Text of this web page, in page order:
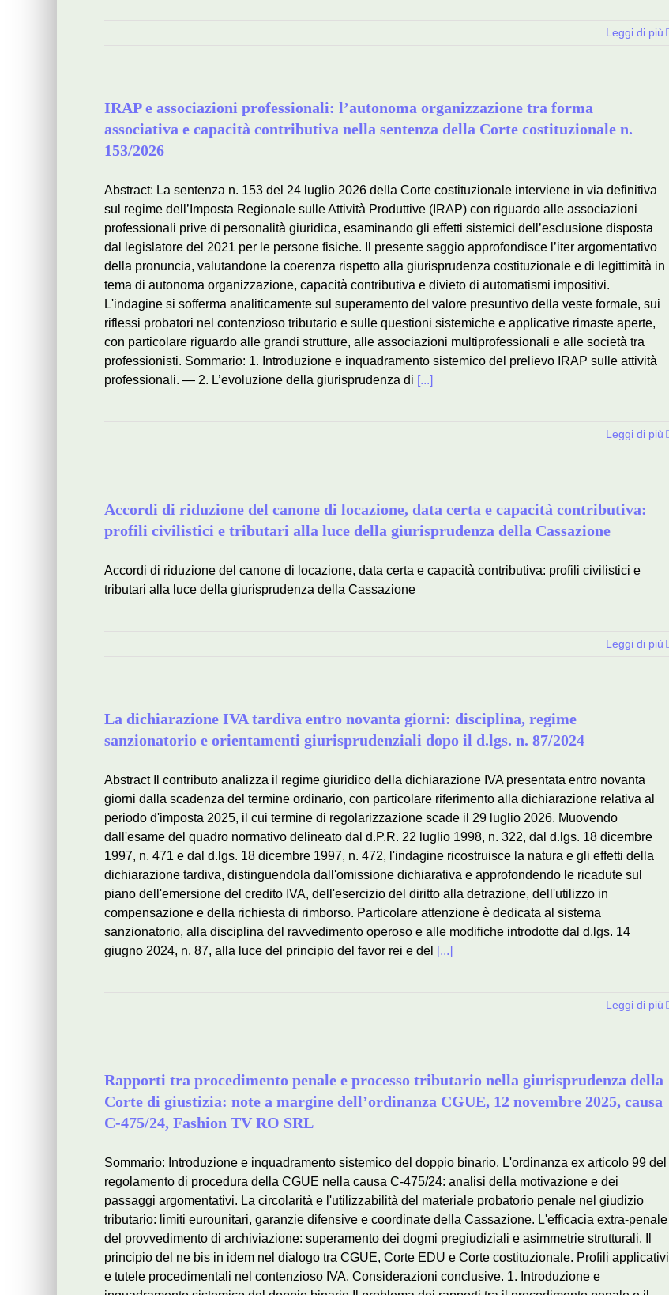
Leggi di più
IRAP e associazioni professionali: l’autonoma organizzazione tra forma
associativa e capacità contributiva nella sentenza della Corte costituzionale n.
153/2026
Abstract: La sentenza n. 153 del 24 luglio 2026 della Corte costituzionale interviene in via definitiva
sul regime dell’Imposta Regionale sulle Attività Produttive (IRAP) con riguardo alle associazioni
professionali prive di personalità giuridica, esaminando gli effetti sistemici dell’esclusione disposta
dal legislatore del 2021 per le persone fisiche. Il presente saggio approfondisce l’iter argomentativo
della pronuncia, valutandone la coerenza rispetto alla giurisprudenza costituzionale e di legittimità in
tema di autonoma organizzazione, capacità contributiva e divieto di automatismi impositivi.
L'indagine si sofferma analiticamente sul superamento del valore presuntivo della veste formale, sui
riflessi probatori nel contenzioso tributario e sulle questioni sistemiche e applicative rimaste aperte,
con particolare riguardo alle grandi strutture, alle associazioni multiprofessionali e alle società tra
professionisti. Sommario: 1. Introduzione e inquadramento sistemico del prelievo IRAP sulle attività
professionali. — 2. L’evoluzione della giurisprudenza di [...]
Leggi di più
Accordi di riduzione del canone di locazione, data certa e capacità contributiva:
profili civilistici e tributari alla luce della giurisprudenza della Cassazione
Accordi di riduzione del canone di locazione, data certa e capacità contributiva: profili civilistici e
tributari alla luce della giurisprudenza della Cassazione
Leggi di più
La dichiarazione IVA tardiva entro novanta giorni: disciplina, regime
sanzionatorio e orientamenti giurisprudenziali dopo il d.lgs. n. 87/2024
Abstract Il contributo analizza il regime giuridico della dichiarazione IVA presentata entro novanta
giorni dalla scadenza del termine ordinario, con particolare riferimento alla dichiarazione relativa al
periodo d'imposta 2025, il cui termine di regolarizzazione scade il 29 luglio 2026. Muovendo
dall'esame del quadro normativo delineato dal d.P.R. 22 luglio 1998, n. 322, dal d.lgs. 18 dicembre
1997, n. 471 e dal d.lgs. 18 dicembre 1997, n. 472, l'indagine ricostruisce la natura e gli effetti della
dichiarazione tardiva, distinguendola dall'omissione dichiarativa e approfondendo le ricadute sul
piano dell'emersione del credito IVA, dell'esercizio del diritto alla detrazione, dell'utilizzo in
compensazione e della richiesta di rimborso. Particolare attenzione è dedicata al sistema
sanzionatorio, alla disciplina del ravvedimento operoso e alle modifiche introdotte dal d.lgs. 14
giugno 2024, n. 87, alla luce del principio del favor rei e del [...]
Leggi di più
Rapporti tra procedimento penale e processo tributario nella giurisprudenza della
Corte di giustizia: note a margine dell’ordinanza CGUE, 12 novembre 2025, causa
C-475/24, Fashion TV RO SRL
Sommario: Introduzione e inquadramento sistemico del doppio binario. L'ordinanza ex articolo 99 del
regolamento di procedura della CGUE nella causa C-475/24: analisi della motivazione e dei
passaggi argomentativi. La circolarità e l'utilizzabilità del materiale probatorio penale nel giudizio
tributario: limiti eurounitari, garanzie difensive e coordinate della Cassazione. L'efficacia extra-penale
del provvedimento di archiviazione: superamento dei dogmi pregiudiziali e asimmetrie strutturali. Il
principio del ne bis in idem nel dialogo tra CGUE, Corte EDU e Corte costituzionale. Profili applicativi
e tutele procedimentali nel contenzioso IVA. Considerazioni conclusive. 1. Introduzione e